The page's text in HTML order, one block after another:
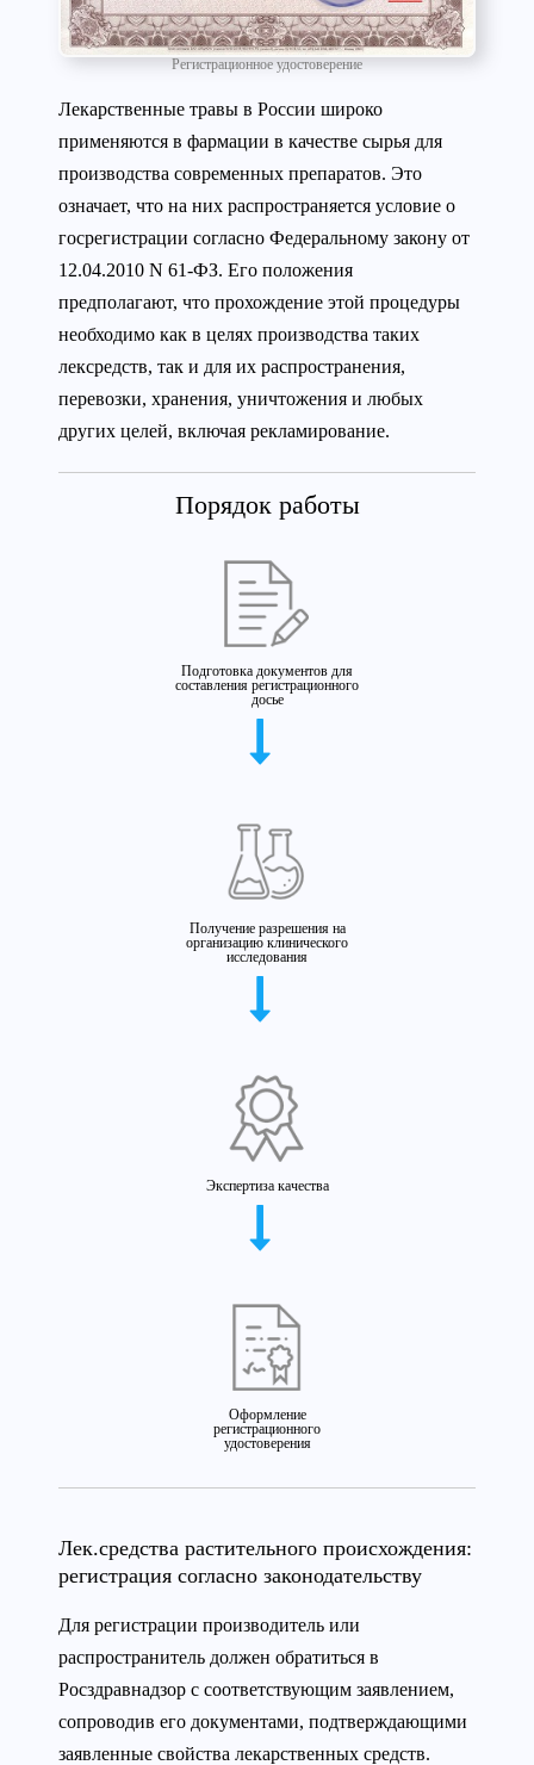
Регистрационное удостоверение
Лекарственные травы в России широко
применяются в фармации в качестве сырья для
производства современных препаратов. Это
означает, что на них распространяется условие о
госрегистрации согласно Федеральному закону от
12.04.2010 N 61-ФЗ. Его положения
предполагают, что прохождение этой процедуры
необходимо как в целях производства таких
лексредств, так и для их распространения,
перевозки, хранения, уничтожения и любых
других целей, включая рекламирование.
Порядок работы
Подготовка документов для
составления регистрационного
досье
Получение разрешения на
организацию клинического
исследования
Экспертиза качества
Оформление
регистрационного
удостоверения
Лек.средства растительного происхождения:
регистрация согласно законодательству
Для регистрации производитель или
распространитель должен обратиться в
Росздравнадзор с соответствующим заявлением,
сопроводив его документами, подтверждающими
заявленные свойства лекарственных средств.